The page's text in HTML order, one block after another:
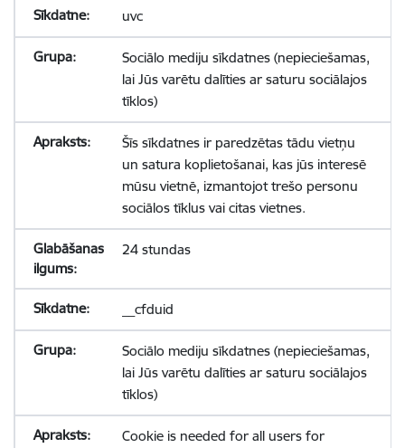
uvc
Sociālo mediju sīkdatnes (nepieciešamas,
lai Jūs varētu dalīties ar saturu sociālajos
tīklos)
Šīs sīkdatnes ir paredzētas tādu vietņu
un satura koplietošanai, kas jūs interesē
mūsu vietnē, izmantojot trešo personu
sociālos tīklus vai citas vietnes.
24 stundas
__cfduid
Sociālo mediju sīkdatnes (nepieciešamas,
lai Jūs varētu dalīties ar saturu sociālajos
tīklos)
Cookie is needed for all users for